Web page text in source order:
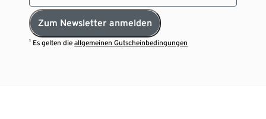
Zum Newsletter anmelden
¹ Es gelten dieallgemeinen Gutscheinbedingungen